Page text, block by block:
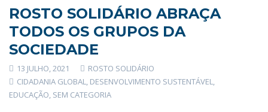
ROSTO SOLIDÁRIO ABRAÇA
TODOS OS GRUPOS DA
SOCIEDADE
13 JULHO, 2021
ROSTO SOLIDÁRIO
CIDADANIA GLOBAL, DESENVOLVIMENTO SUSTENTÁVEL,
EDUCAÇÃO, SEM CATEGORIA